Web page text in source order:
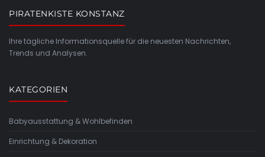
PIRATENKISTE KONSTANZ
Ihre tägliche Informationsquelle für die neuesten Nachrichten,
Trends und Analysen.
KATEGORIEN
Babyausstattung & Wohlbefinden
Einrichtung & Dekoration